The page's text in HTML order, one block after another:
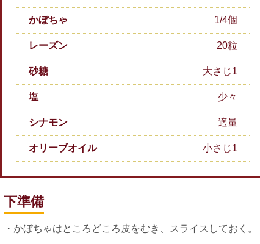
かぼちゃ 1/4個
レーズン 20粒
砂糖 大さじ1
塩 少々
シナモン 適量
オリーブオイル 小さじ1
下準備
・かぼちゃはところどころ皮をむき、スライスしておく。